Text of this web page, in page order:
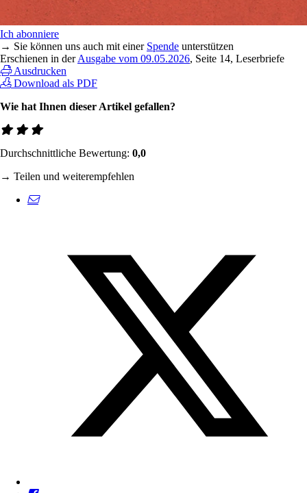
Ich abonniere
→ Sie können uns auch mit einer Spende unterstützen
Erschienen in derAusgabe vom 09.05.2026, Seite 14, Leserbriefe
Ausdrucken
Download als PDF
Wie hat Ihnen dieser Artikel gefallen?
Durchschnittliche Bewertung: 0,0
→ Teilen und weiterempfehlen